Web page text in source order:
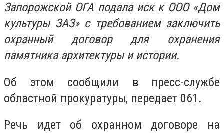
Запорожской ОГА подала иск к ООО «Дом
культуры ЗАЗ» с требованием заключить
охранный договор для охранения
памятника архитектуры и истории.
Об этом сообщили в пресс-службе
областной прокуратуры, передает 061.
Речь идет об охранном договоре на